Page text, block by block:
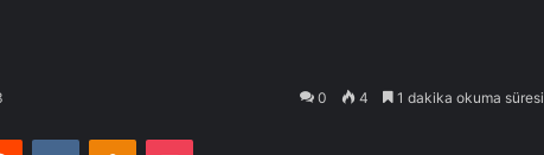
0 4 1 dakika okuma süresi
Reddit VKontakteOdnoklassniki
Pocket